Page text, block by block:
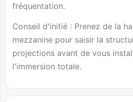
fréquentation.
Conseil d'initié : Prenez de la
mezzanine pour saisir la
projections avant de vous
l'immersion totale.